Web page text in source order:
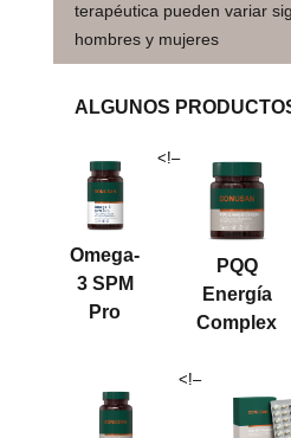
terapéutica pueden variar
hombres y mujeres
ALGUNOS
Omega-
3 SPM
Pro
<!–
PQQ
Energía
Complex
<!–